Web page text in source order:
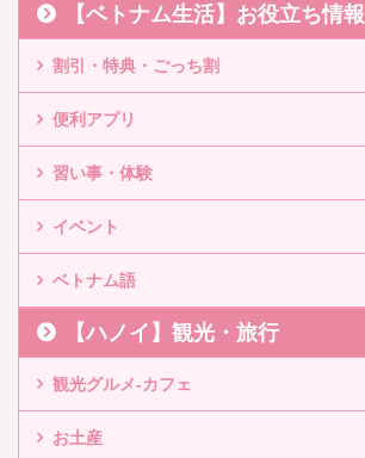
【ベトナム生活】お役立ち情報
割引・特典・ごっち割
便利アプリ
習い事・体験
イベント
ベトナム語
【ハノイ】観光・旅行
観光グルメ-カフェ
お土産